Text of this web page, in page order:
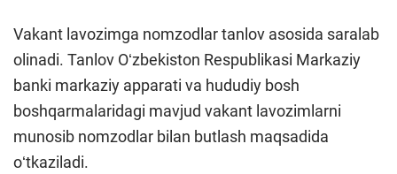
Vakant lavozimga nomzodlar tanlov asosida saralab
olinadi. Tanlov Oʻzbekiston Respublikasi Markaziy
banki markaziy apparati va hududiy bosh
boshqarmalaridagi mavjud vakant lavozimlarni
munosib nomzodlar bilan butlash maqsadida
oʻtkaziladi.